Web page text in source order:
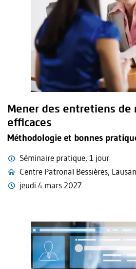
Mener des entretiens de
efficaces
Méthodologie et bonnes
Séminaire pratique, 1 jour
Centre Patronal Bessières,
jeudi 4 mars 2027